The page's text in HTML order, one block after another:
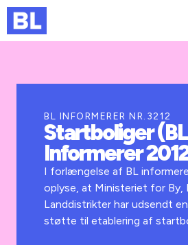
Kurser og arrangementer
Jobportalen
BL INFORMERER NR.3212
Startboliger (BL
Informerer
I forlængelse af BL
oplyse, at Ministeriet for By,
Landdistrikter har udsendt
støtte til etablering af